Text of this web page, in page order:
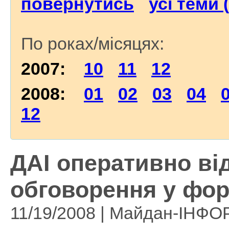
По роках/місяцях:
2007: 10 11
12
2008: 01 02 03 04
12
ДАІ оперативно
обговорення у
11/19/2008 | Майдан-